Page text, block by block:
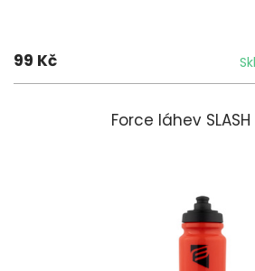
99 Kč
Force láhev SLASH